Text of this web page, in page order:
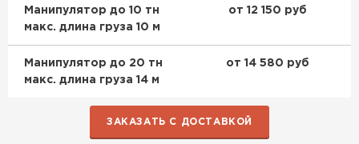
Манипулятор до 10 тн
макс. длина груза 10 м
от 12 150 руб
Манипулятор до 20 тн
макс. длина груза 14 м
от 14 580 руб
ЗАКАЗАТЬ С ДОСТАВКОЙ
Утеплитель Rockwool
ПЕРЕЙТИ
Утеплитель Технониколь